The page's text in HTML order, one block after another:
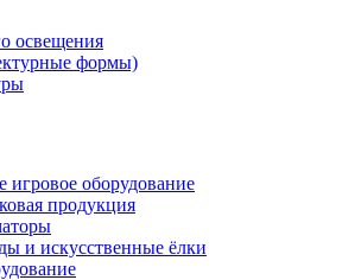
освещения
формы)
игровое оборудование
продукция
и искусственные ёлки